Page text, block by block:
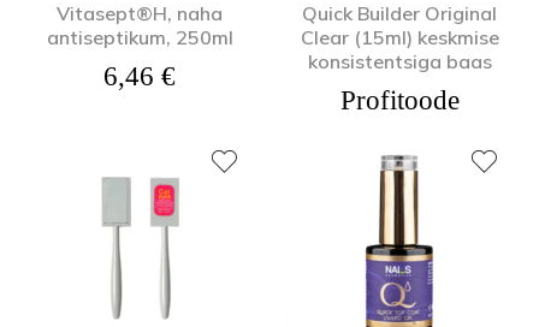
Vitasept®H, naha
antiseptikum, 250ml
6,46 €
Quick Builder Original
Clear (15ml) keskmise
konsistentsiga baas
Profitoode